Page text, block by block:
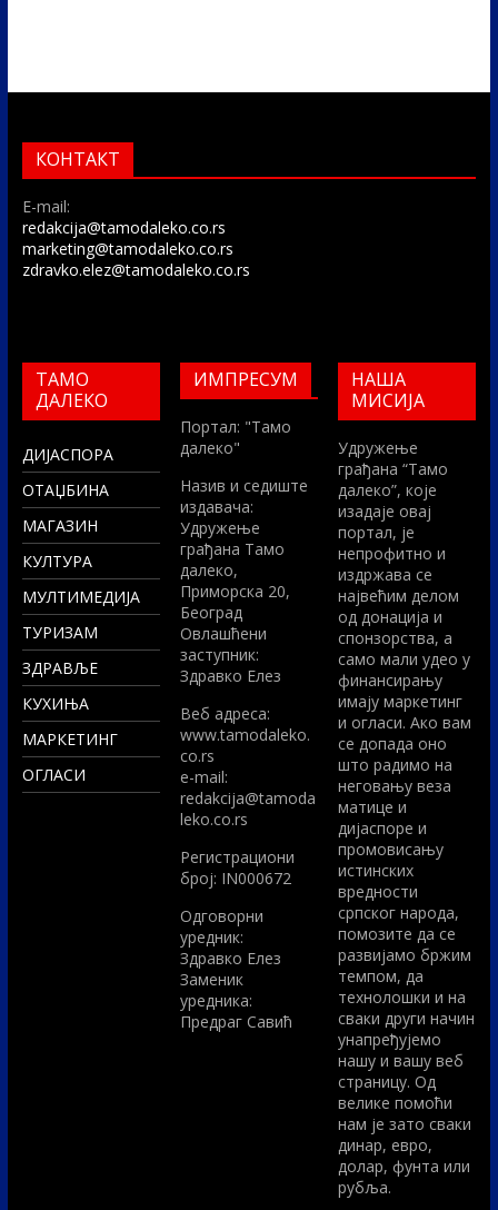
КОНТАКТ
E-mail:
redakcija@tamodaleko.co.rs
marketing@tamodaleko.co.rs
zdravko.elez@tamodaleko.co.rs
ТАМО
ДАЛЕКО
ДИЈАСПОРА
ОТАЏБИНА
МАГАЗИН
КУЛТУРА
МУЛТИМЕДИЈА
ТУРИЗАМ
ЗДРАВЉЕ
КУХИЊА
МАРКЕТИНГ
ОГЛАСИ
ИМПРЕСУМ
Портал: "Тамо
далеко"
Назив и седиште
издавача:
Удружење
грађана Тамо
далеко,
Приморска 20,
Београд
Овлашћени
заступник:
Здравко Елез
Вeб адреса:
www.tamodaleko.
co.rs
e-mail:
redakcija@tamoda
leko.co.rs
Регистрациони
број: IN000672
Одговорни
уредник:
Здравко Елез
Заменик
уредника:
Предраг Савић
НАША
МИСИЈА
Удружење
грађана “Тамо
далеко”, које
изадаје овај
портал, је
непрофитно и
издржава се
највећим делом
од донација и
спонзорства, а
само мали удео у
финансирању
имају маркетинг
и огласи. Ако вам
се допада оно
што радимо на
неговању веза
матице и
дијаспоре и
промовисању
истинских
вредности
српског народа,
помозите да се
развијамо бржим
темпом, да
технолошки и на
сваки други начин
унапређујемо
нашу и вашу веб
страницу. Од
велике помоћи
нам је зато сваки
динар, евро,
долар, фунта или
рубља.